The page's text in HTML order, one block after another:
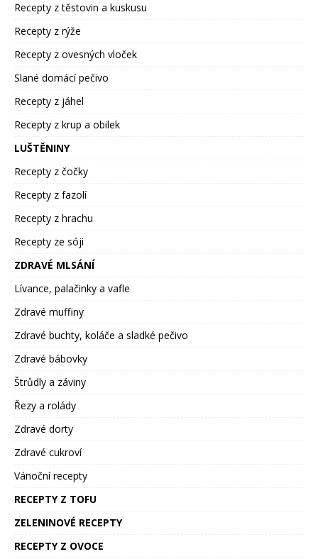
Recepty z těstovin a kuskusu
Recepty z rýže
Recepty z ovesných vloček
Slané domácí pečivo
Recepty z jáhel
Recepty z krup a obilek
LUŠTĚNINY
Recepty z čočky
Recepty z fazolí
Recepty z hrachu
Recepty ze sóji
ZDRAVÉ MLSÁNÍ
Lívance, palačinky a vafle
Zdravé muffiny
Zdravé buchty, koláče a sladké pečivo
Zdravé bábovky
Štrůdly a záviny
Řezy a rolády
Zdravé dorty
Zdravé cukroví
Vánoční recepty
RECEPTY Z TOFU
ZELENINOVÉ RECEPTY
RECEPTY Z OVOCE